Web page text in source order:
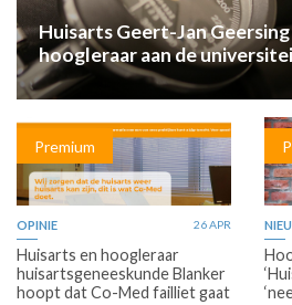
Huisarts Geert-Jan
hoogleraar aan de
Premium
OPINIE 26 APR
Huisarts en hoogleraar
huisartsgeneeskunde Blanker
hoopt dat Co-Med failliet gaat